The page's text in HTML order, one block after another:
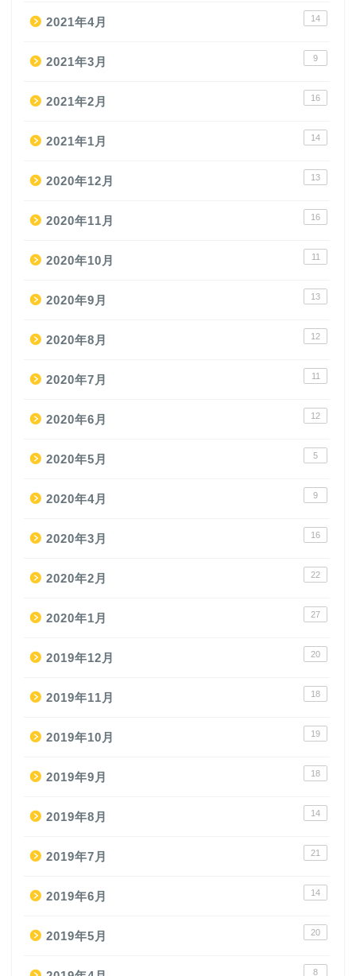
2021年4月 14
2021年3月 9
2021年2月 16
2021年1月 14
2020年12月 13
2020年11月 16
2020年10月 11
2020年9月 13
2020年8月 12
2020年7月 11
2020年6月 12
2020年5月 5
2020年4月 9
2020年3月 16
2020年2月 22
2020年1月 27
2019年12月 20
2019年11月 18
2019年10月 19
2019年9月 18
2019年8月 14
2019年7月 21
2019年6月 14
2019年5月 20
8